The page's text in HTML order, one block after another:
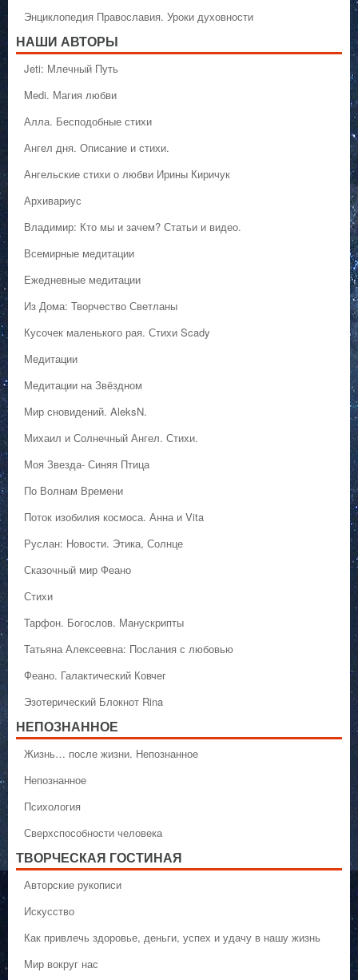
Энциклопедия Православия. Уроки духовности
НАШИ АВТОРЫ
Jeti: Млечный Путь
Medi. Магия любви
Алла. Бесподобные стихи
Ангел дня. Описание и стихи.
Ангельские стихи о любви Ирины Киричук
Архивариус
Владимир: Кто мы и зачем? Статьи и видео.
Всемирные медитации
Ежедневные медитации
Из Дома: Творчество Светланы
Кусочек маленького рая. Стихи Scady
Медитации
Медитации на Звёздном
Мир сновидений. AleksN.
Михаил и Солнечный Ангел. Стихи.
Моя Звезда- Синяя Птица
По Волнам Времени
Поток изобилия космоса. Анна и Vita
Руслан: Новости. Этика, Солнце
Сказочный мир Феано
Стихи
Тарфон. Богослов. Манускрипты
Татьяна Алексеевна: Послания с любовью
Феано. Галактический Ковчег
Эзотерический Блокнот Rina
НЕПОЗНАННОЕ
Жизнь… после жизни. Непознанное
Непознанное
Психология
Сверхспособности человека
ТВОРЧЕСКАЯ ГОСТИНАЯ
Авторские рукописи
Искусство
Как привлечь здоровье, деньги, успех и удачу в нашу жизнь
Мир вокруг нас